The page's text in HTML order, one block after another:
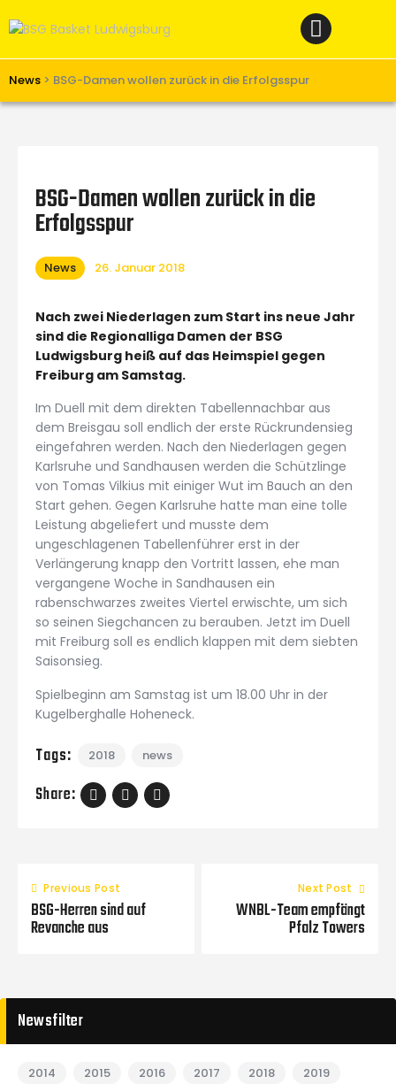
News > BSG-Damen wollen zurück in die Erfolgsspur
Verein
Unterstützen
BSG-Damen wollen zurück in die
Erfolgsspur
News 26. Januar 2018
Nach zwei Niederlagen zum Start ins neue Jahr
sind die Regionalliga Damen der BSG
Ludwigsburg heiß auf das Heimspiel gegen
Freiburg am Samstag.
Im Duell mit dem direkten Tabellennachbar aus
dem Breisgau soll endlich der erste Rückrundensieg
eingefahren werden. Nach den Niederlagen gegen
Karlsruhe und Sandhausen werden die Schützlinge
von Tomas Vilkius mit einiger Wut im Bauch an den
Start gehen. Gegen Karlsruhe hatte man eine tolle
Leistung abgeliefert und musste dem
ungeschlagenen Tabellenführer erst in der
Verlängerung knapp den Vortritt lassen, ehe man
vergangene Woche in Sandhausen ein
rabenschwarzes zweites Viertel erwischte, um sich
so seinen Siegchancen zu berauben. Jetzt im Duell
mit Freiburg soll es endlich klappen mit dem siebten
Saisonsieg.
Spielbeginn am Samstag ist um 18.00 Uhr in der
Kugelberghalle Hoheneck.
Tags: 2018 news
Share:
Previous Post
BSG-Herren sind auf
Revanche aus
Next Post
WNBL-Team empfängt
Pfalz Towers
Newsfilter
2014 2015 2016 2017 2018
2019